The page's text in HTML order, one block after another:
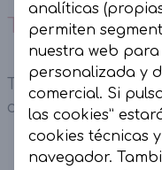
Top punto
Top punto tirantes
corte recto.
analíticas
permiten
nuestra web
personalizada y
comercial. Si
las cookies”
cookies técnicas
navegador.